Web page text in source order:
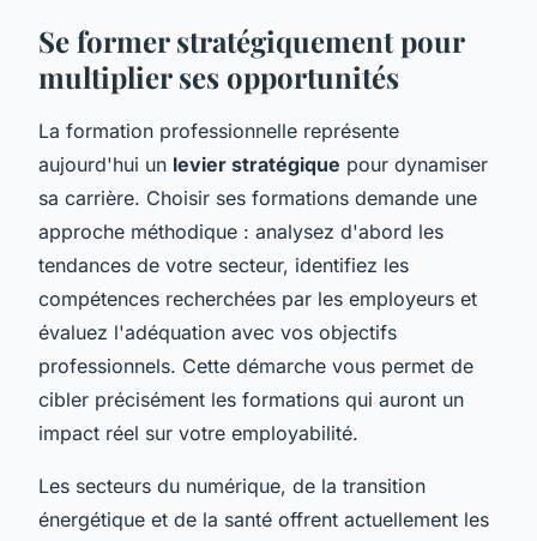
Se former stratégiquement pour
multiplier ses opportunités
La formation professionnelle représente
aujourd'hui un levier stratégique pour dynamiser
sa carrière. Choisir ses formations demande une
approche méthodique : analysez d'abord les
tendances de votre secteur, identifiez les
compétences recherchées par les employeurs et
évaluez l'adéquation avec vos objectifs
professionnels. Cette démarche vous permet de
cibler précisément les formations qui auront un
impact réel sur votre employabilité.
Les secteurs du numérique, de la transition
énergétique et de la santé offrent actuellement les